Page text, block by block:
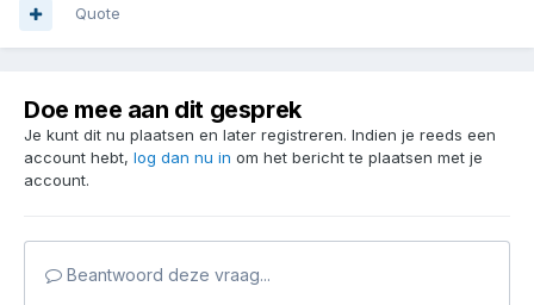
Quote
Doe mee aan dit gesprek
Je kunt dit nu plaatsen en later registreren. Indien je reeds een
account hebt, log dan nu in om het bericht te plaatsen met je
account.
Beantwoord deze vraag...